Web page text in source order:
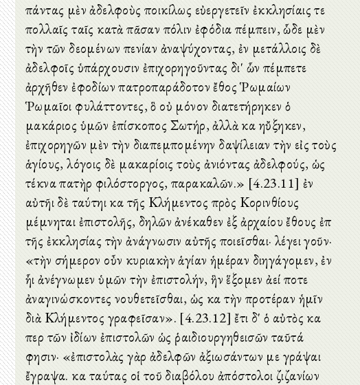
πάντας μὲν ἀδελφοὺς ποικίλως εὐεργετεῖν ἐκκλησίαις τε
πολλαῖς ταῖς κατὰ πᾶσαν πόλιν ἐφόδια πέμπειν, ὧδε μὲν
τὴν τῶν δεομένων πενίαν ἀναψύχοντας, ἐν μετάλλοις δὲ
ἀδελφοῖς ὑπάρχουσιν ἐπιχορηγοῦντας δι' ὧν πέμπετε
ἀρχῆθεν ἐφοδίων πατροπαράδοτον ἔθος Ῥωμαίων
Ῥωμαῖοι φυλάττοντες, ὃ οὐ μόνον διατετήρηκεν ὁ
μακάριος ὑμῶν ἐπίσκοπος Σωτήρ, ἀλλὰ καὶ ηὔξηκεν,
ἐπιχορηγῶν μὲν τὴν διαπεμπομένην δαψίλειαν τὴν εἰς τοὺς
ἁγίους, λόγοις δὲ μακαρίοις τοὺς ἀνιόντας ἀδελφούς, ὡς
τέκνα πατὴρ φιλόστοργος, παρακαλῶν.» [4.23.11] ἐν
αὐτῆι δὲ ταύτηι καὶ τῆς Κλήμεντος πρὸς Κορινθίους
μέμνηται ἐπιστολῆς, δηλῶν ἀνέκαθεν ἐξ ἀρχαίου ἔθους ἐπὶ
τῆς ἐκκλησίας τὴν ἀνάγνωσιν αὐτῆς ποιεῖσθαι· λέγει γοῦν·
«τὴν σήμερον οὖν κυριακὴν ἁγίαν ἡμέραν διηγάγομεν, ἐν
ἧι ἀνέγνωμεν ὑμῶν τὴν ἐπιστολήν, ἣν ἕξομεν ἀεί ποτε
ἀναγινώσκοντες νουθετεῖσθαι, ὡς καὶ τὴν προτέραν ἡμῖν
διὰ Κλήμεντος γραφεῖσαν». [4.23.12] ἔτι δ' ὁ αὐτὸς καὶ
περὶ τῶν ἰδίων ἐπιστολῶν ὡς ῥαιδιουργηθεισῶν ταῦτά
φησιν· «ἐπιστολὰς γὰρ ἀδελφῶν ἀξιωσάντων με γράψαι
ἔγραψα. καὶ ταύτας οἱ τοῦ διαβόλου ἀπόστολοι ζιζανίων